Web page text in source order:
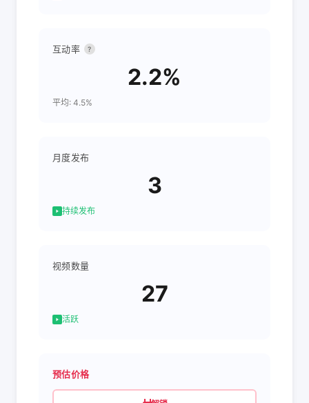
互动率 ?
2.2%
平均: 4.5%
月度发布
3
持续发布
视频数量
27
活跃
预估价格